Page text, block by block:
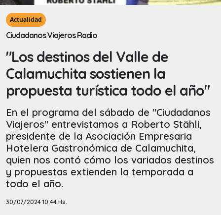
Actualidad
Ciudadanos Viajeros Radio
"Los destinos del Valle de
Calamuchita sostienen la
propuesta turística todo el año"
En el programa del sábado de "Ciudadanos
Viajeros" entrevistamos a Roberto Stähli,
presidente de la Asociación Empresaria
Hotelera Gastronómica de Calamuchita,
quien nos contó cómo los variados destinos
y propuestas extienden la temporada a
todo el año.
30/07/2024 10:44 Hs.